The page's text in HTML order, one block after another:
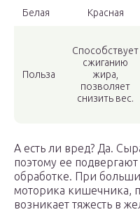
Белая Красная
Польза
Способствует
сжиганию
жира,
позволяет
снизить вес.
А есть ли вред? Да.
поэтому ее
обработке. При
моторика кишечника,
возникает тяжесть в